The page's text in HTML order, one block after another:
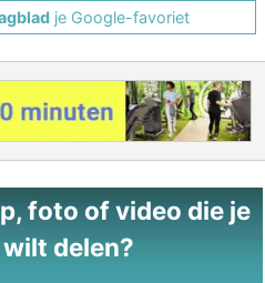
je Google-favoriet
foto of video die je
delen?